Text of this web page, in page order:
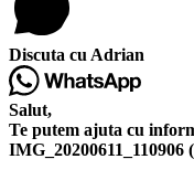
Discuta cu Adrian
Salut,
Te putem ajuta cu
IMG_20200611_110906